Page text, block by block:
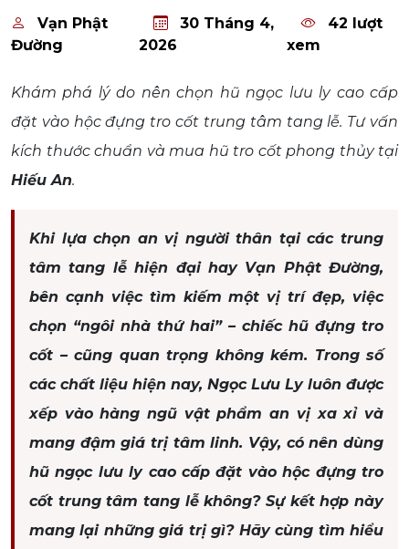
Vạn Phật
Đường
30 Tháng 4,
2026
42 lượt
xem
Khám phá lý do nên chọn hũ ngọc lưu ly cao cấp
đặt vào hộc đựng tro cốt trung tâm tang lễ. Tư vấn
kích thước chuẩn và mua hũ tro cốt phong thủy tại
Hiếu An.
Khi lựa chọn an vị người thân tại các trung
tâm tang lễ hiện đại hay Vạn Phật Đường,
bên cạnh việc tìm kiếm một vị trí đẹp, việc
chọn “ngôi nhà thứ hai” – chiếc hũ đựng tro
cốt – cũng quan trọng không kém. Trong số
các chất liệu hiện nay, Ngọc Lưu Ly luôn được
xếp vào hàng ngũ vật phẩm an vị xa xỉ và
mang đậm giá trị tâm linh. Vậy, có nên dùng
hũ ngọc lưu ly cao cấp đặt vào hộc đựng tro
cốt trung tâm tang lễ không? Sự kết hợp này
mang lại những giá trị gì? Hãy cùng tìm hiểu